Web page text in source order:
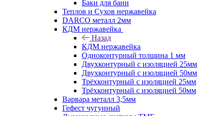
Баки для бани
Теплов и Сухов нержавейка
DARCO металл 2мм
КДМ нержавейка
Назад
КДМ нержавейка
Одноконтурный толщина 1 мм
Двухконтурный с изоляцией 25мм
Двухконтурный с изоляцией 50мм
Трёхконтурный с изоляцией 25мм
Трёхконтурный с изоляцией 50мм
Варвара металл 3,5мм
Гефест чугунный